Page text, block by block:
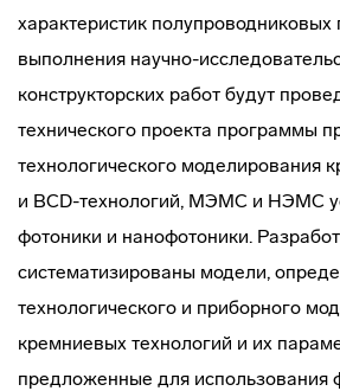
характеристик
выполнения научно-
конструкторских работ будут
технического проекта программы
технологического
и BCD-технологий, МЭМС и НЭМС
фотоники и нанофотоники.
систематизированы модели,
технологического и приборного
кремниевых технологий и их
предложенные для использования